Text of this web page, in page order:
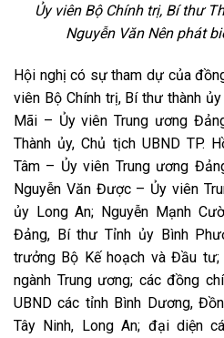
Ủy viên Bộ Chính trị, Bí thư
Nguyễn Văn Nên phát
Hội nghị có sự tham dự của
viên Bộ Chính trị, Bí thư thành
Mãi – Ủy viên Trung ương
Thành ủy, Chủ tịch UBND TP.
Tâm – Ủy viên Trung ương
Nguyễn Văn Được – Ủy viên
ủy Long An; Nguyễn Mạnh
Đảng, Bí thư Tỉnh ủy Bình
trưởng Bộ Kế hoạch và Đầu
ngành Trung ương; các đồng
UBND các tỉnh Bình Dương,
Tây Ninh, Long An; đại diện